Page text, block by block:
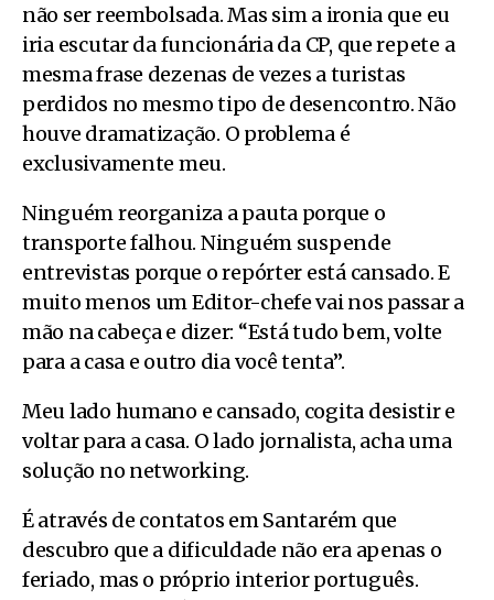
não ser reembolsada. Mas sim a ironia que eu
iria escutar da funcionária da CP, que repete a
mesma frase dezenas de vezes a turistas
perdidos no mesmo tipo de desencontro. Não
houve dramatização. O problema é
exclusivamente meu.
Ninguém reorganiza a pauta porque o
transporte falhou. Ninguém suspende
entrevistas porque o repórter está cansado. E
muito menos um Editor-chefe vai nos passar a
mão na cabeça e dizer: “Está tudo bem, volte
para a casa e outro dia você tenta”.
Meu lado humano e cansado, cogita desistir e
voltar para a casa. O lado jornalista, acha uma
solução no networking.
É através de contatos em Santarém que
descubro que a dificuldade não era apenas o
feriado, mas o próprio interior português.